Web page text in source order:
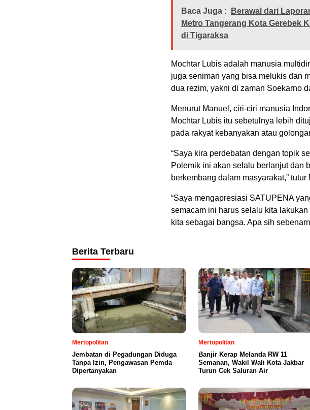
Baca Juga :
Berawal dari
Metro Tangerang Kota Gerebek
di Tigaraksa
Mochtar Lubis adalah manusia
juga seniman yang bisa melukis dan
dua rezim, yakni di zaman Soekarno
Menurut Manuel, ciri-ciri manusia
Mochtar Lubis itu sebetulnya lebih
pada rakyat kebanyakan atau
“Saya kira perdebatan dengan topik
Polemik ini akan selalu berlanjut dan
berkembang dalam masyarakat,” tutur
“Saya mengapresiasi SATUPENA
semacam ini harus selalu kita
kita sebagai bangsa. Apa sih
Berita Terbaru
Mertopolitan
Jembatan di Pegadungan Diduga
Tanpa Izin, Pengawasan Pemda
Dipertanyakan
Mertopolitan
Banjir Kerap Melanda RW 11
Semanan, Wakil Wali Kota Jakbar
Turun Cek Saluran Air